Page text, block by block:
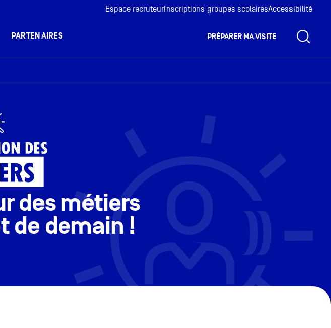
Espace recruteur Inscriptions groupes scolairesAccessibilité
PARTENAIRES PRÉPARER MA VISITE
des métiers
de demain !​